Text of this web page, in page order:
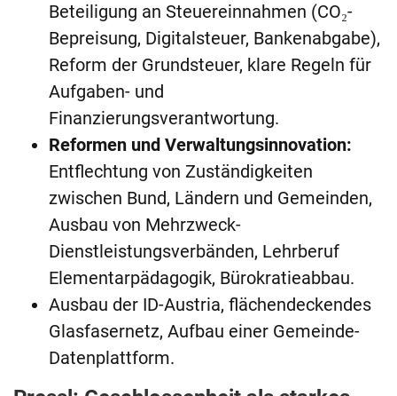
Beteiligung an Steuereinnahmen (CO₂-
Bepreisung, Digitalsteuer, Bankenabgabe),
Reform der Grundsteuer, klare Regeln für
Aufgaben- und
Finanzierungsverantwortung.
Reformen und Verwaltungsinnovation:
Entflechtung von Zuständigkeiten
zwischen Bund, Ländern und Gemeinden,
Ausbau von Mehrzweck-
Dienstleistungsverbänden, Lehrberuf
Elementarpädagogik, Bürokratieabbau.
Ausbau der ID-Austria, flächendeckendes
Glasfasernetz, Aufbau einer Gemeinde-
Datenplattform.